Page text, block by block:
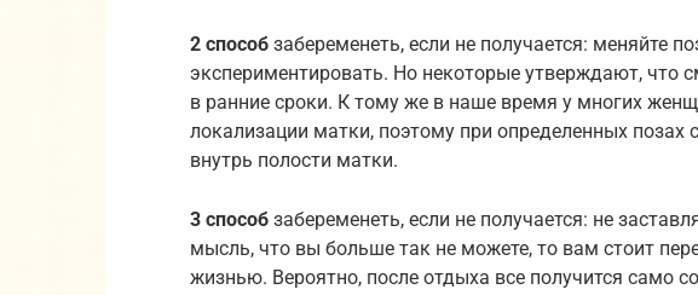
2 способ забеременеть, если не получается: меняйте
экспериментировать. Но некоторые утверждают, что
в ранние сроки. К тому же в наше время у многих
локализации матки, поэтому при определенных позах
внутрь полости матки.
3 способ забеременеть, если не получается: не
мысль, что вы больше так не можете, то вам стоит
жизнью. Вероятно, после отдыха все получится само